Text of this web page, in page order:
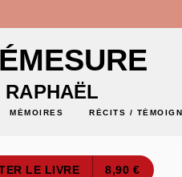
RAPHAËL
MÉMOIRES RÉCITS /
LE LIVRE 8,90 €